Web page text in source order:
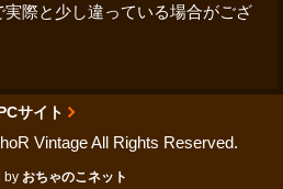
際と少し違っている場合がござ
サイト
Vintage All Rights Reserved.
by おちゃのこネット